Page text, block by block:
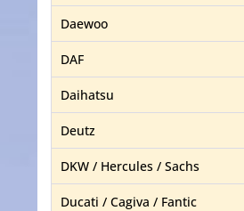
Daewoo
DAF
Daihatsu
Deutz
DKW / Hercules / Sachs
Ducati / Cagiva / Fantic